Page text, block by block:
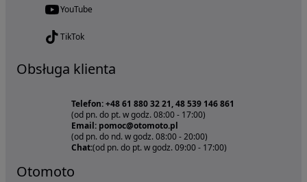
YouTube
TikTok
Obsługa klienta
Telefon: +48 61 880 32 21, 48 539 146 861
(od pn. do pt. w godz. 08:00 - 17:00)
Email: pomoc@otomoto.pl
(od pn. do nd. w godz. 08:00 - 20:00)
Chat:(od pn. do pt. w godz. 09:00 - 17:00)
Otomoto